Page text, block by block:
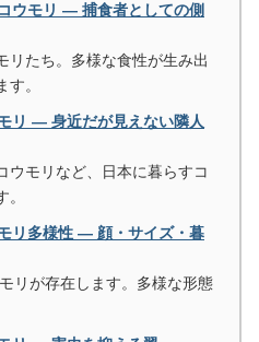
ウモリ ― 捕食者としての側
リたち。多様な食性が生み出
。
リ ― 身近だが見えない隣人
ウモリなど、日本に暮らすコ
リ多様性 ― 顔・サイズ・暮
リが存在します。多様な形態